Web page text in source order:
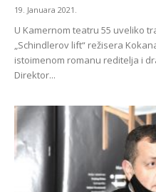
19. Januara 2021.
U Kamernom teatru 55 uveliko
„Schindlerov lift“ režisera
istoimenom romanu reditelja i
Direktor...